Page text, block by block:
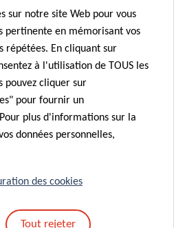
vous acceptez
sur notre site Web pour vous
pertinente en mémorisant vos
répétées. En cliquant sur
à l'utilisation de TOUS les
pouvez cliquer sur
pour fournir un
plus d'informations sur la
données personnelles,
des cookies
Tout rejeter